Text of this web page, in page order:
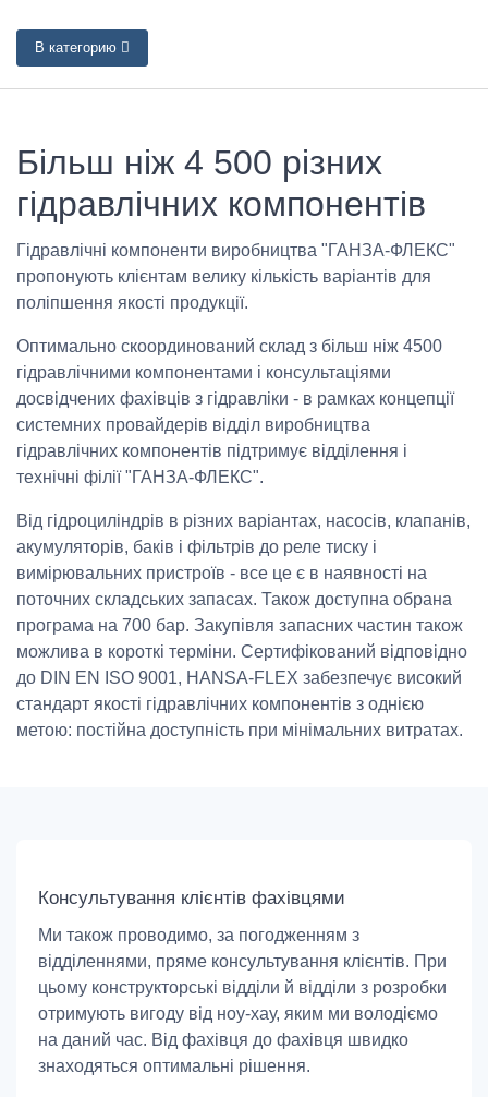
В категорию
Більш ніж 4 500 різних
гідравлічних компонентів
Гідравлічні компоненти виробництва "ГАНЗА-ФЛЕКС"
пропонують клієнтам велику кількість варіантів для
поліпшення якості продукції.
Оптимально скоординований склад з більш ніж 4500
гідравлічними компонентами і консультаціями
досвідчених фахівців з гідравліки - в рамках концепції
системних провайдерів відділ виробництва
гідравлічних компонентів підтримує відділення і
технічні філії "ГАНЗА-ФЛЕКС".
Від гідроциліндрів в різних варіантах, насосів, клапанів,
акумуляторів, баків і фільтрів до реле тиску і
вимірювальних пристроїв - все це є в наявності на
поточних складських запасах. Також доступна обрана
програма на 700 бар. Закупівля запасних частин також
можлива в короткі терміни. Сертифікований відповідно
до DIN EN ISO 9001, HANSA-FLEX забезпечує високий
стандарт якості гідравлічних компонентів з однією
метою: постійна доступність при мінімальних витратах.
Консультування клієнтів фахівцями
Ми також проводимо, за погодженням з
відділеннями, пряме консультування клієнтів. При
цьому конструкторські відділи й відділи з розробки
отримують вигоду від ноу-хау, яким ми володіємо
на даний час. Від фахівця до фахівця швидко
знаходяться оптимальні рішення.